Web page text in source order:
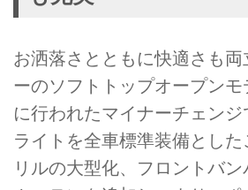
お洒落さとともに快適さも両
ーのソフトトップオープンモ
に行われたマイナーチェンジ
ライトを全車標準装備とし
リルの大型化、フロントバ